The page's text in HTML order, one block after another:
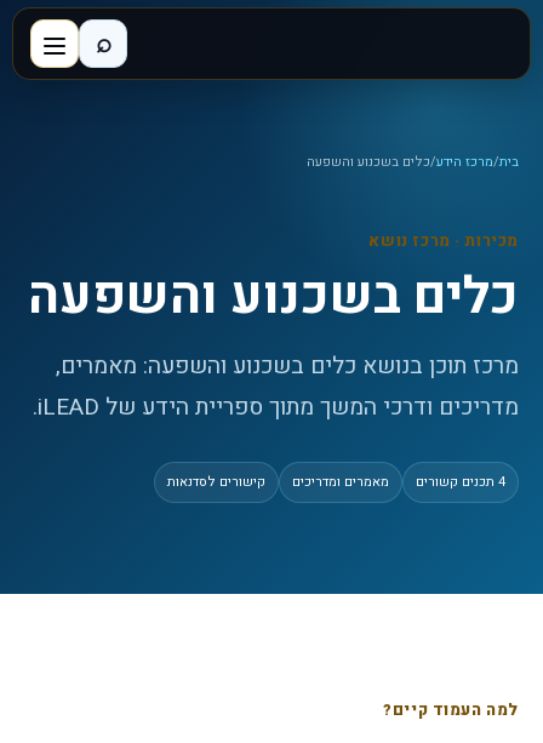
⌕
בית/מרכז הידע/כלים בשכנוע והשפעה
מכירות· מרכז נושא
כלים בשכנוע והשפעה
מרכז תוכן בנושא כלים בשכנוע והשפעה: מאמרים,
מדריכים ודרכי המשך מתוך ספריית הידע של iLEAD.
4 תכנים קשורים מאמרים ומדריכים קישורים לסדנאות
למה העמוד קיים?